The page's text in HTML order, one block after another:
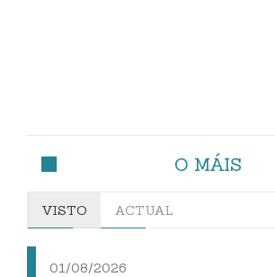
O MÁIS
VISTO ACTUAL
01/08/2026